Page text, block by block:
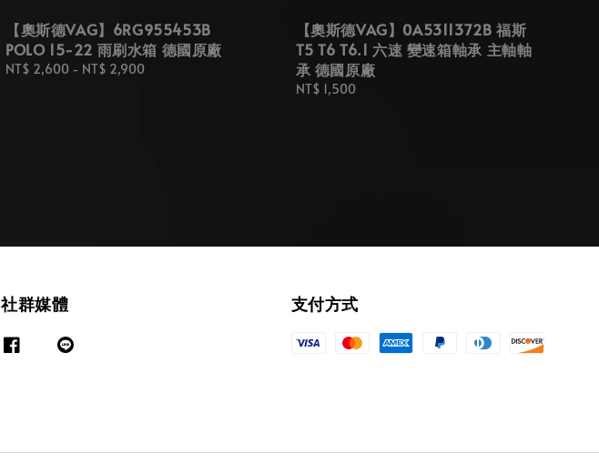
【奧斯德VAG】6RG955453B
POLO 15-22 雨刷水箱 德國原廠
Regular
NT$ 2,600 - NT$ 2,900
【奧斯德VAG】0A5311372B 福斯
T5 T6 T6.1 六速 變速箱軸承 主軸軸
承 德國原廠
Regular
NT$ 1,500
社群媒體 支付方式